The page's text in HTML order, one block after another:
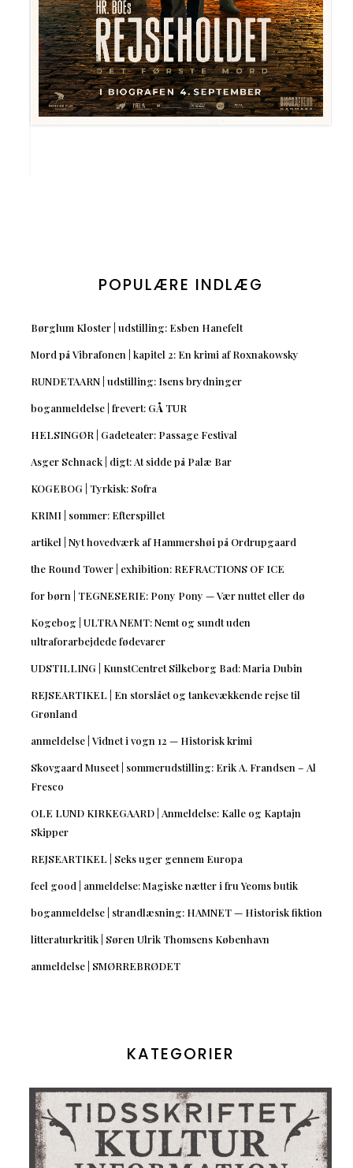
POPULÆRE INDLÆG
Børglum Kloster | udstilling: Esben Hanefelt
Mord på Vibrafonen | kapitel 2: En krimi af Roxnakowsky
RUNDETAARN | udstilling: Isens brydninger
boganmeldelse | frevert: GÅ TUR
HELSINGØR | Gadeteater: Passage Festival
Asger Schnack | digt: At sidde på Palæ Bar
KOGEBOG | Tyrkisk: Sofra
KRIMI | sommer: Efterspillet
artikel | Nyt hovedværk af Hammershøi på Ordrupgaard
the Round Tower | exhibition: REFRACTIONS OF ICE
for børn | TEGNESERIE: Pony Pony — Vær nuttet eller dø
Kogebog | ULTRA NEMT: Nemt og sundt uden
ultraforarbejdede fødevarer
UDSTILLING | KunstCentret Silkeborg Bad: Maria Dubin
REJSEARTIKEL | En storslået og tankevækkende rejse til
Grønland
anmeldelse | Vidnet i vogn 12 — Historisk krimi
Skovgaard Museet | sommerudstilling: Erik A. Frandsen – Al
Fresco
OLE LUND KIRKEGAARD | Anmeldelse: Kalle og Kaptajn
Skipper
REJSEARTIKEL | Seks uger gennem Europa
feel good | anmeldelse: Magiske nætter i fru Yeoms butik
boganmeldelse | strandlæsning: HAMNET — Historisk fiktion
litteraturkritik | Søren Ulrik Thomsens København
anmeldelse | SMØRREBRØDET
KATEGORIER